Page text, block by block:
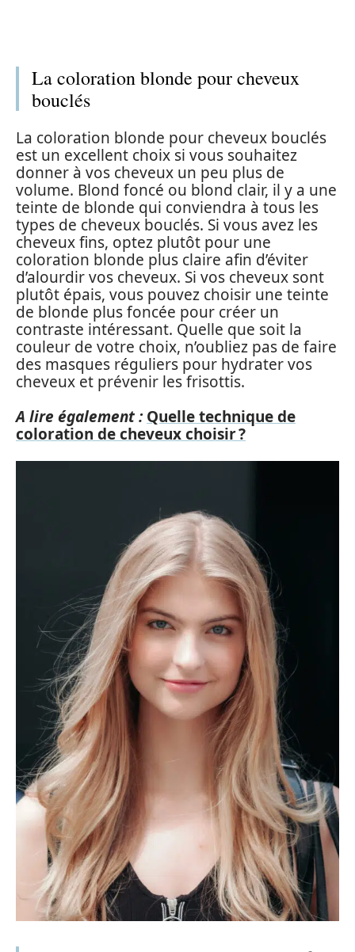
La coloration blonde pour cheveux
bouclés
La coloration blonde pour cheveux bouclés
est un excellent choix si vous souhaitez
donner à vos cheveux un peu plus de
volume. Blond foncé ou blond clair, il y a une
teinte de blonde qui conviendra à tous les
types de cheveux bouclés. Si vous avez les
cheveux fins, optez plutôt pour une
coloration blonde plus claire afin d’éviter
d’alourdir vos cheveux. Si vos cheveux sont
plutôt épais, vous pouvez choisir une teinte
de blonde plus foncée pour créer un
contraste intéressant. Quelle que soit la
couleur de votre choix, n’oubliez pas de faire
des masques réguliers pour hydrater vos
cheveux et prévenir les frisottis.
A lire également : Quelle technique de
coloration de cheveux choisir ?